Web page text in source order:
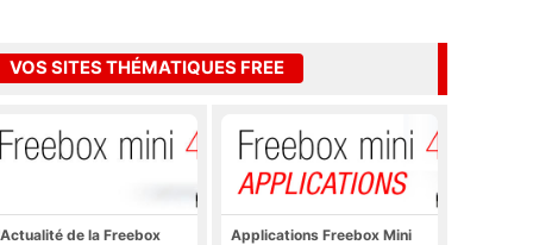
VOS SITES THÉMATIQUES FREE
de la Freebox
Applications Freebox Mini